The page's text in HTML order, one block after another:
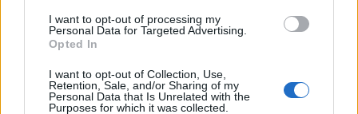
I want to opt-out of processing my
Personal Data for Targeted Advertising.
Opted In
I want to opt-out of Collection, Use,
Retention, Sale, and/or Sharing of my
Personal Data that Is Unrelated with the
Purposes for which it was collected.
20:00 - 21:00
Θύμιος Καλαμούκης, Αποστόλης
Μπαρμπαγιάννης
X